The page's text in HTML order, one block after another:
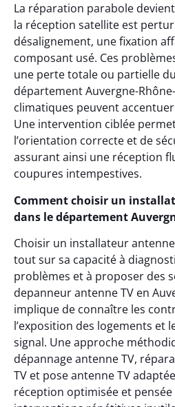
La réparation parabole
la réception satellite est
désalignement, une fixation
composant usé. Ces
une perte totale ou partielle
département Auvergne-
climatiques peuvent
Une intervention ciblée
l’orientation correcte et de
assurant ainsi une réception
coupures intempestives.
Comment choisir un
dans le département
Choisir un installateur
tout sur sa capacité à
problèmes et à proposer des
depanneur antenne TV en
implique de connaître les
l’exposition des logements et
signal. Une approche
dépannage antenne TV,
TV et pose antenne TV
réception optimisée et